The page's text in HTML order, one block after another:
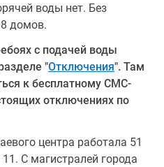
воды нет. Без
домов.
с подачей воды
"Отключения". Там
к бесплатному СМС-
отключениях по
центра работала 51
С магистралей города